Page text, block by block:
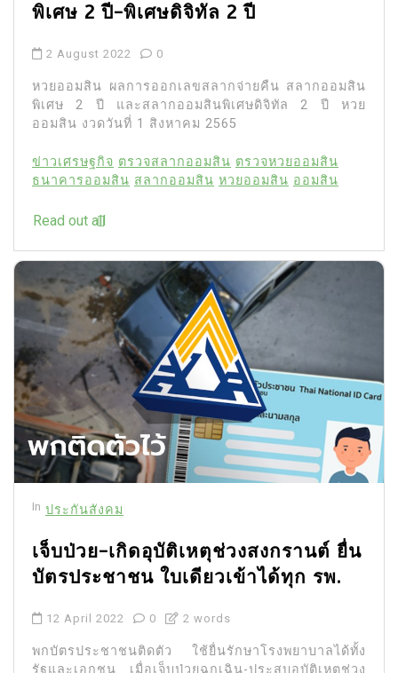
พิเศษ 2 ปี-พิเศษดิจิทัล 2 ปี
2 August 2022 0
หวยออมสิน ผลการออกเลขสลากจ่ายคืน สลากออมสิน
พิเศษ 2 ปี และสลากออมสินพิเศษดิจิทัล 2 ปี หวย
ออมสิน งวดวันที่ 1 สิงหาคม 2565
ข่าวเศรษฐกิจ ตรวจสลากออมสิน ตรวจหวยออมสิน
ธนาคารออมสิน สลากออมสิน หวยออมสิน ออมสิน
Read out all
In ประกันสังคม
เจ็บป่วย-เกิดอุบัติเหตุช่วงสงกรานต์ ยื่น
บัตรประชาชน ใบเดียวเข้าได้ทุก รพ.
12 April 2022 0 2 words
พกบัตรประชาชนติดตัว ใช้ยื่นรักษาโรงพยาบาลได้ทั้ง
รัฐและเอกชน เมื่อเจ็บป่วยฉุกเฉิน-ประสบอุบัติเหตุช่วง